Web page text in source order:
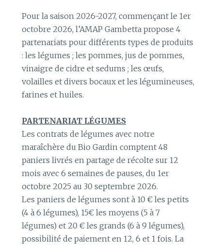
Pour la saison 2026-2027, commençant le 1er
octobre 2026, l’AMAP Gambetta propose 4
partenariats pour différents types de produits
: les légumes ; les pommes, jus de pommes,
vinaigre de cidre et sedums ; les œufs,
volailles et divers bocaux et les légumineuses,
farines et huiles.
PARTENARIAT LÉGUMES
Les contrats de légumes avec notre
maraîchère du Bio Gardin comptent 48
paniers livrés en partage de récolte sur 12
mois avec 6 semaines de pauses, du 1er
octobre 2025 au 30 septembre 2026.
Les paniers de légumes sont à 10 € les petits
(4 à 6 légumes), 15€ les moyens (5 à 7
légumes) et 20 € les grands (6 à 9 légumes),
possibilité de paiement en 12, 6 et 1 fois. La